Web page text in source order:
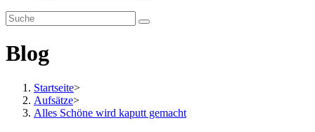
Blog
Startseite>
Aufsätze>
Alles Schöne wird kaputt gemacht